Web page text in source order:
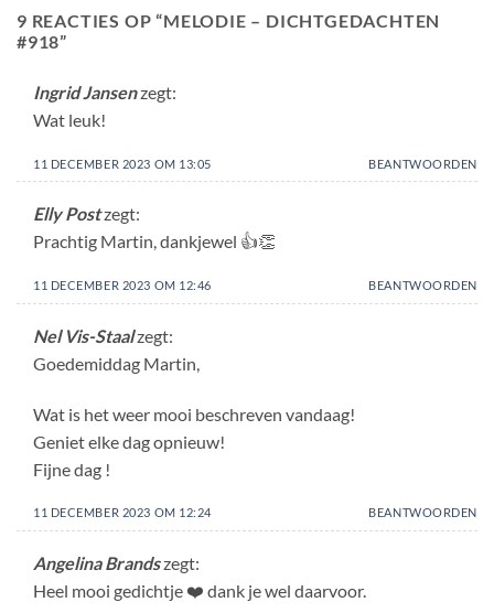
9 REACTIES OP “MELODIE – DICHTGEDACHTEN
#918”
Ingrid Jansenzegt:
Wat leuk!
11 DECEMBER 2023 OM 13:05 BEANTWOORDEN
Elly Postzegt:
Prachtig Martin, dankjewel 👍👏
11 DECEMBER 2023 OM 12:46 BEANTWOORDEN
Nel Vis-Staalzegt:
Goedemiddag Martin,
Wat is het weer mooi beschreven vandaag!
Geniet elke dag opnieuw!
Fijne dag !
11 DECEMBER 2023 OM 12:24 BEANTWOORDEN
Angelina Brandszegt:
Heel mooi gedichtje ❤️ dank je wel daarvoor.